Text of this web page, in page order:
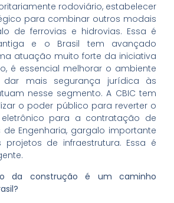
rodoviário, estabelecer
para combinar outros modais
de ferrovias e hidrovias. Essa é
e o Brasil tem avançado
atuação muito forte da iniciativa
é essencial melhorar o ambiente
mais segurança jurídica às
nesse segmento. A CBIC tem
o poder público para reverter o
para a contratação de
Engenharia, gargalo importante
de infraestrutura. Essa é
da construção é um caminho